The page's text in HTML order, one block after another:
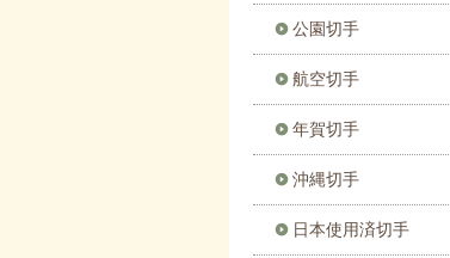
公園切手
航空切手
年賀切手
沖縄切手
日本使用済切手